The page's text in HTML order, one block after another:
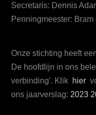
Secretaris: Dennis
Penningmeester: Bram
Onze stichting heeft
De hoofdlijn in ons
verbinding'. Klik hier
ons jaarverslag: 2023